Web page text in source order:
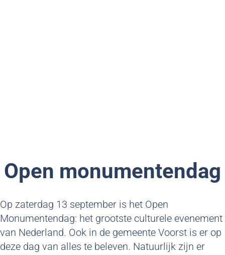
Open monumentendag
Op zaterdag 13 september is het Open
Monumentendag: het grootste culturele evenement
van Nederland. Ook in de gemeente Voorst is er op
deze dag van alles te beleven. Natuurlijk zijn er